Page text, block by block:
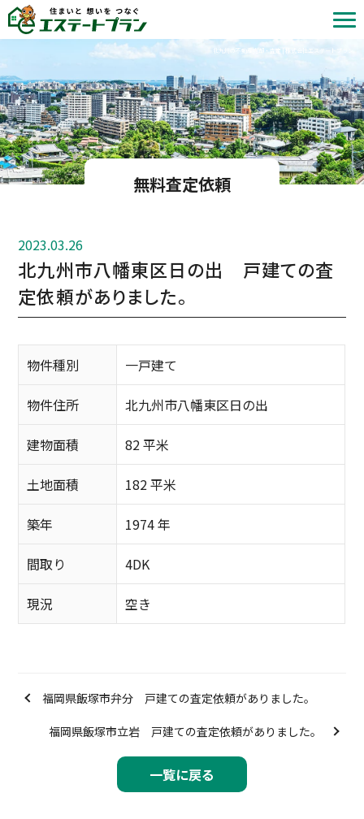
北九州の不動産売却・査定 | 株式会社エステートプラン
無料査定依頼
2023.03.26
北九州市八幡東区日の出 戸建ての査
定依頼がありました。
物件種別 一戸建て
物件住所 北九州市八幡東区日の出
建物面積 82 平米
土地面積 182 平米
築年 1974 年
間取り 4DK
現況 空き
福岡県飯塚市弁分 戸建ての査定依頼がありました。
一覧に戻る
福岡県飯塚市立岩 戸建ての査定依頼がありました。